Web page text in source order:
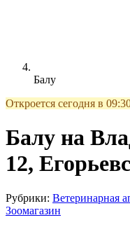
Балу
Откроется сегодня в
Балу на
12,
Рубрики: Ветеринарная
Зоомагазин